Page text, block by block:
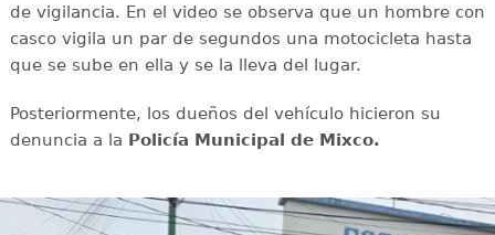
de vigilancia. En el video se observa que un hombre con
casco vigila un par de segundos una motocicleta hasta
que se sube en ella y se la lleva del lugar.
Posteriormente, los dueños del vehículo hicieron su
denuncia a la Policía Municipal de Mixco.